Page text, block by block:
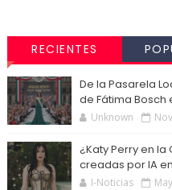
RECIENTES
De la Pasarela
de Fátima Bosch
Unknown
¿Katy Perry en la
creadas por IA
I-Noticias